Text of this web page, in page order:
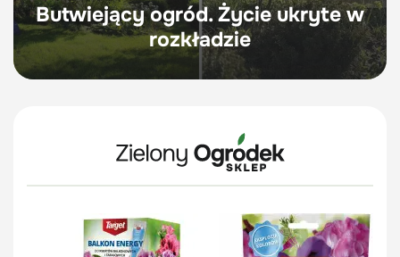
Butwiejący ogród. Życie ukryte w
rozkładzie